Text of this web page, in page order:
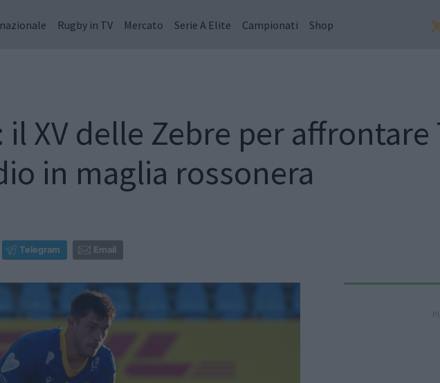
Rugby in TV Mercato Serie A Elite Campionati Shop
il XV delle Zebre per affrontare
in maglia rossonera
Telegram Email